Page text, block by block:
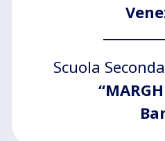
Scuola